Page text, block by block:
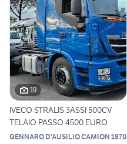
19
IVECO STRALIS 3ASSI 500CV
TELAIO PASSO 4500 EURO
GENNARO D'AUSILIO CAMION 1970